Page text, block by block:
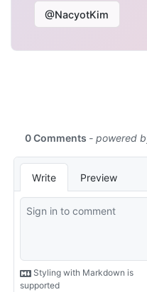
@NacyotKim